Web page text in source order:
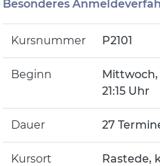
Besonderes
Kursnummer P2101
Beginn
Mittwoch,
21:15 Uhr
Dauer 27
Kursort
Rastede,